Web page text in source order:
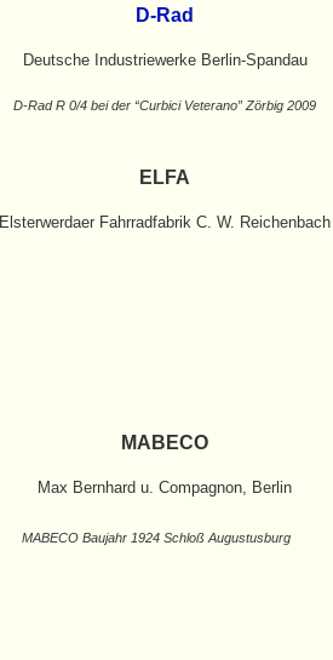
D-Rad
Deutsche Industriewerke Berlin-Spandau
D-Rad R 0/4 bei der “Curbici Veterano” Zörbig 2009
ELFA
Elsterwerdaer Fahrradfabrik C. W. Reichenbach
MABECO
Max Bernhard u. Compagnon, Berlin
MABECO Baujahr 1924 Schloß Augustusburg